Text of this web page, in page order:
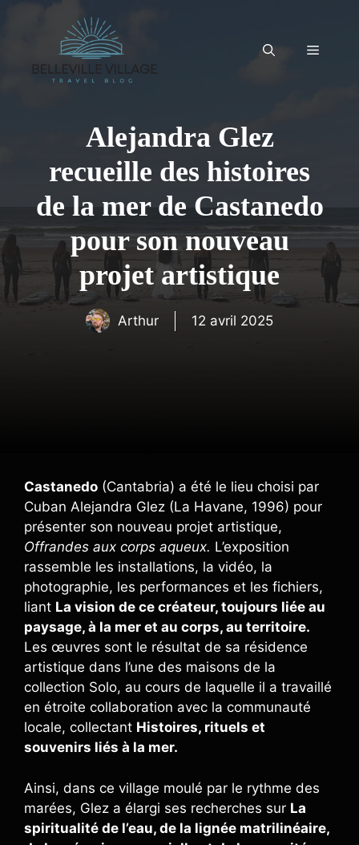
Menu
Alejandra Glez
recueille des histoires
de la mer de Castanedo
pour son nouveau
projet artistique
Arthur 12 avril 2025
Castanedo (Cantabria) a été le lieu choisi par
Cuban Alejandra Glez (La Havane, 1996) pour
présenter son nouveau projet artistique,
Offrandes aux corps aqueux. L’exposition
rassemble les installations, la vidéo, la
photographie, les performances et les fichiers,
liant La vision de ce créateur, toujours liée au
paysage, à la mer et au corps, au territoire.
Les œuvres sont le résultat de sa résidence
artistique dans l’une des maisons de la
collection Solo, au cours de laquelle il a travaillé
en étroite collaboration avec la communauté
locale, collectant Histoires, rituels et
souvenirs liés à la mer.
Ainsi, dans ce village moulé par le rythme des
marées, Glez a élargi ses recherches sur La
spiritualité de l’eau, de la lignée matrilinéaire,